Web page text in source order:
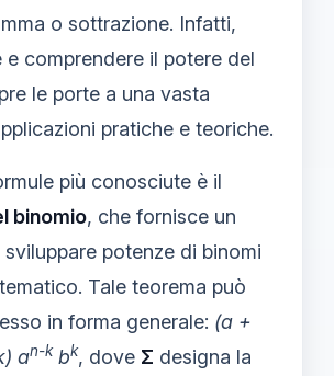
o sottrazione. Infatti,
e comprendere il potere del
le porte a una vasta
pratiche e teoriche.
più conosciute è il
binomio, che fornisce un
potenze di binomi
Tale teorema può
in forma generale: (a +
an-k bk, dove Σ designa la